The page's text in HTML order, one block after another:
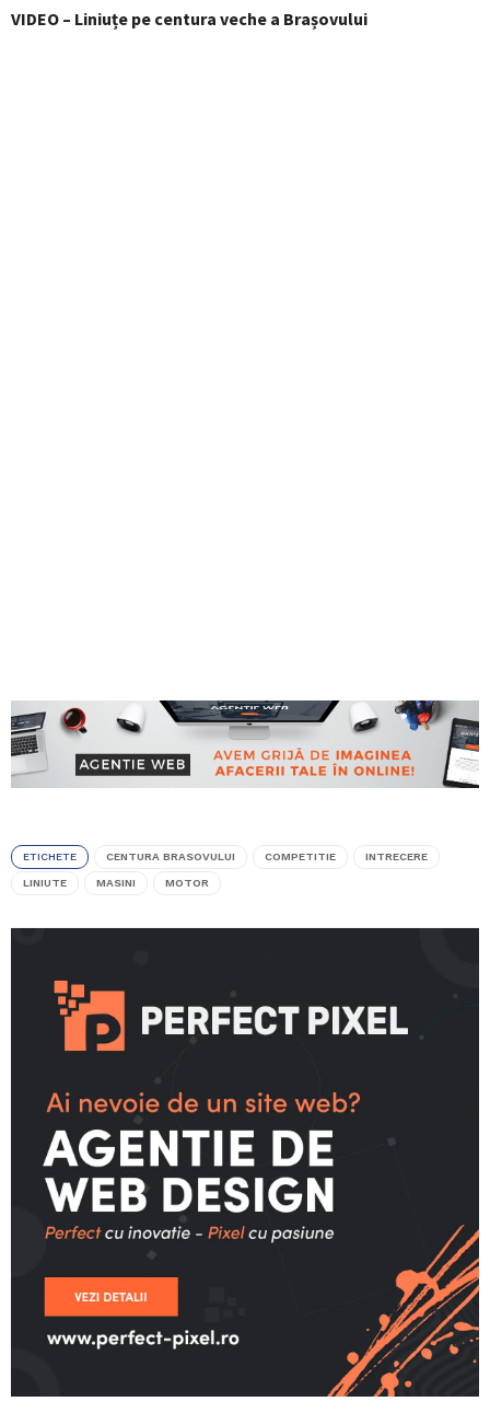
VIDEO – Liniuțe pe centura veche a Brașovului
ETICHETE CENTURA BRASOVULUI COMPETITIE INTRECERE
LINIUTE MASINI MOTOR